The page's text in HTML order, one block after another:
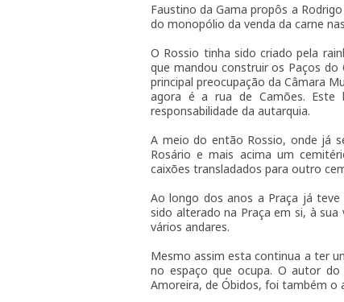
Faustino da Gama propôs a
do monopólio da venda da carne
O Rossio tinha sido criado pela
que mandou construir os Paços do
principal preocupação da Câmara
agora é a rua de Camões.
responsabilidade da autarquia.
A meio do então Rossio, onde já
Rosário e mais acima um
caixões transladados para outro
Ao longo dos anos a Praça já
sido alterado na Praça em si, à
vários andares.
Mesmo assim esta continua a ter
no espaço que ocupa. O autor
Amoreira, de Óbidos, foi também o